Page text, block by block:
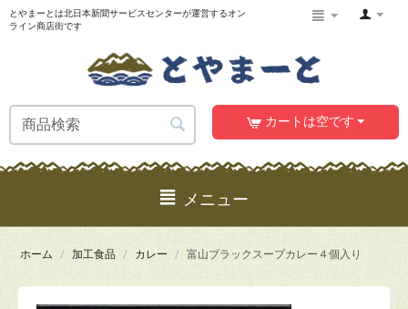
とやまーとは北日本新聞サービスセンターが運営するオン
ライン商店街です
カートは空です
メニュー
ホーム / 加工食品 / カレー / 富山ブラックスープカレー４個入り